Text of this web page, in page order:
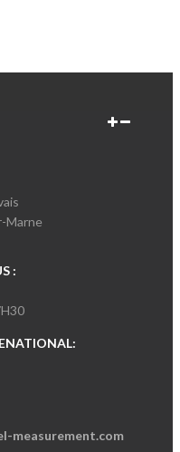
Marne
:
measurement.com